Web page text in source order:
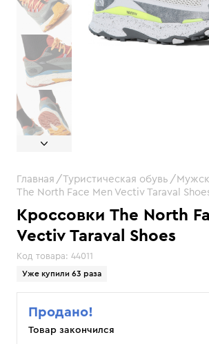
Кроссовки The North
Vectiv Taraval Shoes
Код товара: 44011
Уже купили 63 раза
Главная Туристическая обувь
The North Face Men Vectiv Taraval
Продано!
Товар закончился